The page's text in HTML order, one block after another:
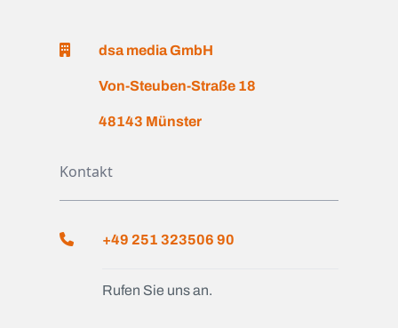
dsa media GmbH
Von-Steuben-Straße 18
48143 Münster
Kontakt
+49 251 323506 90
Rufen Sie uns an.